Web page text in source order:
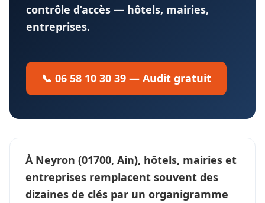
contrôle d’accès — hôtels, mairies,
entreprises.
📞 06 58 10 30 39 — Audit gratuit
À Neyron (01700, Ain), hôtels, mairies et
entreprises remplacent souvent des
dizaines de clés par un organigramme